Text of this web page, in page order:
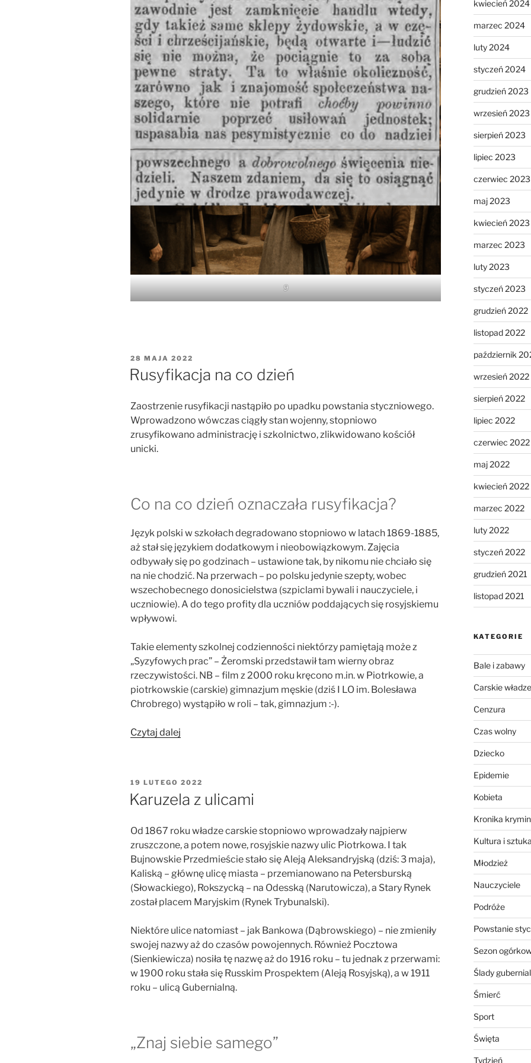
9
OPUBLIKOWANE
W
28 MAJA 2022
Rusyfikacja na co dzień
Zaostrzenie rusyfikacji nastąpiło po upadku powstania styczniowego.
Wprowadzono wówczas ciągły stan wojenny, stopniowo
zrusyfikowano administrację i szkolnictwo, zlikwidowano kościół
unicki.
Co na co dzień oznaczała rusyfikacja?
Język polski w szkołach degradowano stopniowo w latach 1869-1885,
aż stał się językiem dodatkowym i nieobowiązkowym. Zajęcia
odbywały się po godzinach – ustawione tak, by nikomu nie chciało się
na nie chodzić. Na przerwach – po polsku jedynie szepty, wobec
wszechobecnego donosicielstwa (szpiclami bywali i nauczyciele, i
uczniowie). A do tego profity dla uczniów poddających się rosyjskiemu
wpływowi.
Takie elementy szkolnej codzienności niektórzy pamiętają może z
„Syzyfowych prac” – Żeromski przedstawił tam wierny obraz
rzeczywistości. NB – film z 2000 roku kręcono m.in. w Piotrkowie, a
piotrkowskie (carskie) gimnazjum męskie (dziś I LO im. Bolesława
Chrobrego) wystąpiło w roli – tak, gimnazjum :-).
Czytaj dalej
OPUBLIKOWANE
W
19 LUTEGO 2022
Karuzela z ulicami
Od 1867 roku władze carskie stopniowo wprowadzały najpierw
zruszczone, a potem nowe, rosyjskie nazwy ulic Piotrkowa. I tak
Bujnowskie Przedmieście stało się Aleją Aleksandryjską (dziś: 3 maja),
Kaliską – głównę ulicę miasta – przemianowano na Petersburską
(Słowackiego), Rokszycką – na Odesską (Narutowicza), a Stary Rynek
został placem Maryjskim (Rynek Trybunalski).
Niektóre ulice natomiast – jak Bankowa (Dąbrowskiego) – nie zmieniły
swojej nazwy aż do czasów powojennych. Również Pocztowa
(Sienkiewicza) nosiła tę nazwę aż do 1916 roku – tu jednak z przerwami:
w 1900 roku stała się Russkim Prospektem (Aleją Rosyjską), a w 1911
roku – ulicą Gubernialną.
„Znaj siebie samego”
kwiecień 2024
marzec 2024
luty 2024
styczeń 2024
grudzień 2023
wrzesień 2023
sierpień 2023
lipiec 2023
czerwiec 2023
maj 2023
kwiecień 2023
marzec 2023
luty 2023
styczeń 2023
grudzień 2022
listopad 2022
październik
wrzesień 2022
sierpień 2022
lipiec 2022
czerwiec 2022
maj 2022
kwiecień 2022
marzec 2022
luty 2022
styczeń 2022
grudzień 2021
listopad 2021
KATEGORIE
Bale i zabawy
Carskie władze
Cenzura
Czas wolny
Dziecko
Epidemie
Kobieta
Kronika
Kultura i
Młodzież
Nauczyciele
Podróże
Powstanie
Sezon
Ślady
Śmierć
Sport
Święta
Tydzień